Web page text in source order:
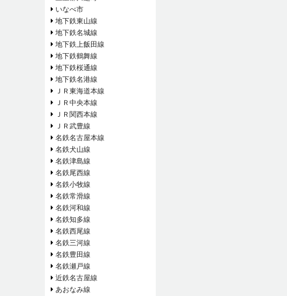
いなべ市
地下鉄東山線
地下鉄名城線
地下鉄上飯田線
地下鉄鶴舞線
地下鉄桜通線
地下鉄名港線
ＪＲ東海道本線
ＪＲ中央本線
ＪＲ関西本線
ＪＲ武豊線
名鉄名古屋本線
名鉄犬山線
名鉄津島線
名鉄尾西線
名鉄小牧線
名鉄常滑線
名鉄河和線
名鉄知多線
名鉄西尾線
名鉄三河線
名鉄豊田線
名鉄瀬戸線
近鉄名古屋線
あおなみ線